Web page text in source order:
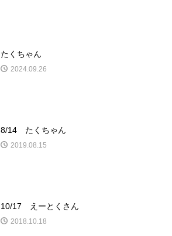
たくちゃん
2024.09.26
8/14 たくちゃん
2019.08.15
10/17 えーとくさん
2018.10.18